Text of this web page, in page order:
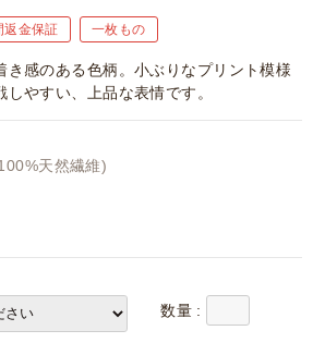
返金保証 一枚もの
き感のある色柄。小ぶりなプリント模様
やすい、上品な表情です。
天然繊維)
数量 :